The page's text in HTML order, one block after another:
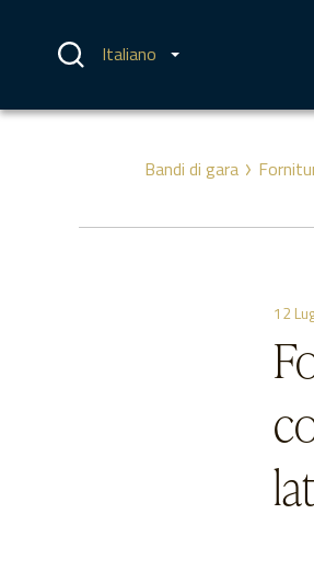
contenuto Italiano
Bandi di gara
12